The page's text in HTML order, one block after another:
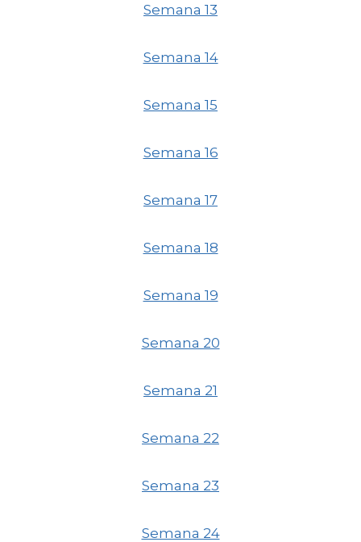
Semana 13
Semana 14
Semana 15
Semana 16
Semana 17
Semana 18
Semana 19
Semana 20
Semana 21
Semana 22
Semana 23
Semana 24